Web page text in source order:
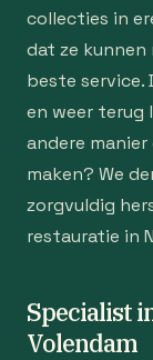
collecties in
dat ze kunnen
beste service.
en weer terug
andere
maken? We
zorgvuldig
restauratie in
Specialist
Volendam